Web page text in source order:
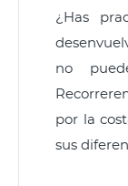
¿Has
no
por la
sus